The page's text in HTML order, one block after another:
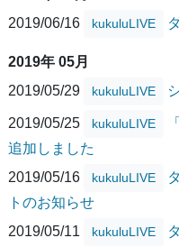
2019/06/16
kukuluLIVE
2019年 05月
2019/05/29
kukuluLIVE
2019/05/25 kukuluLIVE
追加しました
2019/05/16
kukuluLIVE
トのお知らせ
2019/05/11
kukuluLIVE